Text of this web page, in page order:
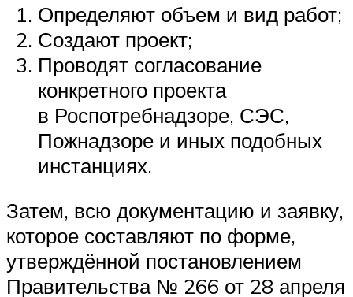
Определяют объем и вид работ;
Создают проект;
Проводят согласование
конкретного проекта
в Роспотребнадзоре, СЭС,
Пожнадзоре и иных подобных
инстанциях.
Затем, всю документацию и заявку,
которое составляют по форме,
утверждённой постановлением
Правительства № 266 от 28 апреля